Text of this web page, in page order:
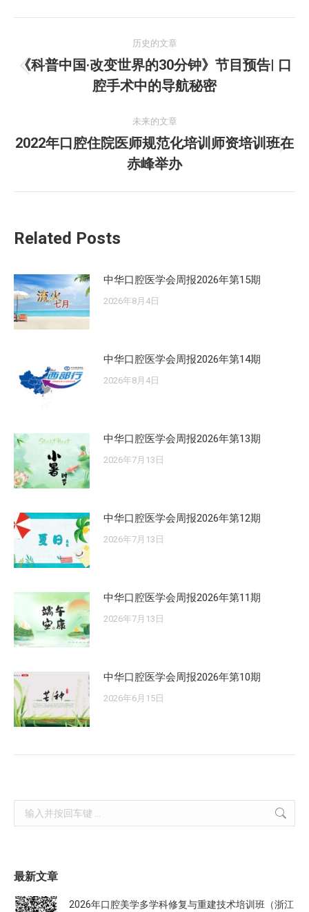
章
历史的文章
历
史
文
章：
《科普中国·改变世界的30分钟》节目预告| 口
腔手术中的导航秘密
未来的文章
未
来
的
2022年口腔住院医师规范化培训师资培训班在
赤峰举办
Related Posts
中华口腔医学会周报2026年第15期
2026年8月4日
中华口腔医学会周报2026年第14期
2026年8月4日
中华口腔医学会周报2026年第13期
2026年7月13日
中华口腔医学会周报2026年第12期
2026年7月13日
中华口腔医学会周报2026年第11期
2026年7月13日
中华口腔医学会周报2026年第10期
2026年6月15日
Search:
最新文章
2026年口腔美学多学科修复与重建技术培训班（浙江